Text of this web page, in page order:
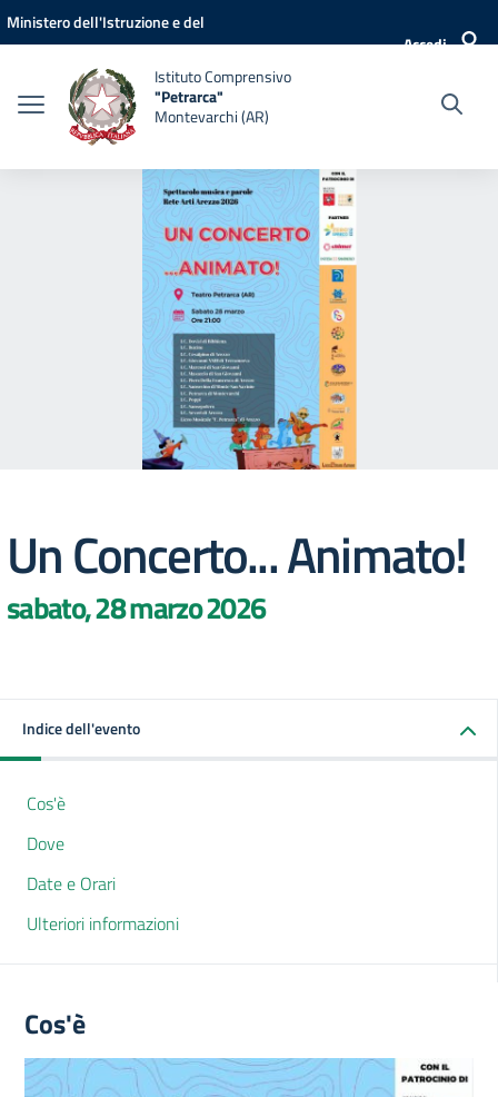
Vai ai contenuti
Vai al menu di navigazione
Vai al footer
Ministero dell'Istruzione e del
Accedi
Istituto Comprensivo
"Petrarca"
Montevarchi (AR)
Un Concerto... Animato!
sabato, 28 marzo 2026
Indice dell'evento
Cos'è
Dove
Date e Orari
Ulteriori informazioni
Cos'è